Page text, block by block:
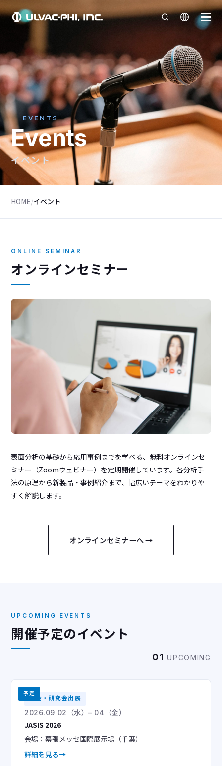
EVENTS
Events
イベント
HOME/イベント
ONLINE SEMINAR
オンラインセミナー
表面分析の基礎から応用事例までを学べる、無料オンラインセ
ミナー（Zoomウェビナー）を定期開催しています。各分析手
法の原理から新製品・事例紹介まで、幅広いテーマをわかりや
すく解説します。
オンラインセミナーへ →
UPCOMING EVENTS
開催予定のイベント
01 UPCOMING
予定
学会・研究会出展
2026.09.02（水）– 04（金）
JASIS 2026
会場：幕張メッセ国際展示場（千葉）
詳細を見る